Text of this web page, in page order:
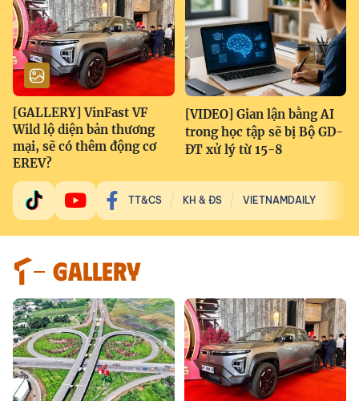
[GALLERY] VinFast VF
Wild lộ diện bản thương
mại, sẽ có thêm động cơ
EREV?
[VIDEO] Gian lận bằng AI
trong học tập sẽ bị Bộ GD-
ĐT xử lý từ 15-8
TT&CS KH & ĐS VIETNAMDAILY
GALLERY